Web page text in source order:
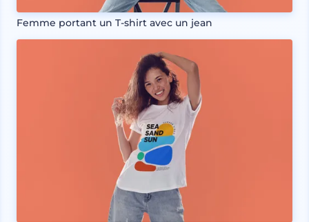
Femme portant un T-shirt avec un jean